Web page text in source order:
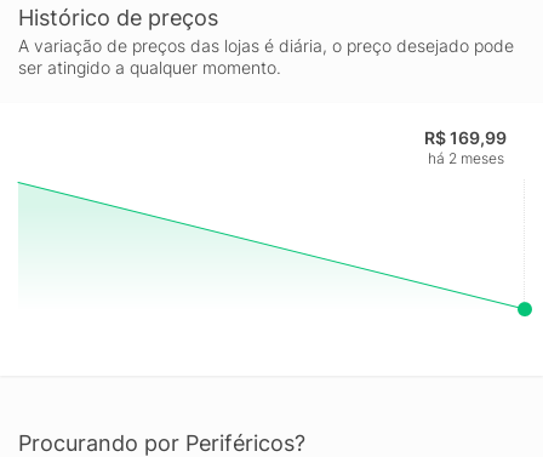
Histórico de preços
A variação de preços das lojas é diária, o preço desejado pode
ser atingido a qualquer momento.
R$ 169,99
há 2 meses
Procurando por Periféricos?